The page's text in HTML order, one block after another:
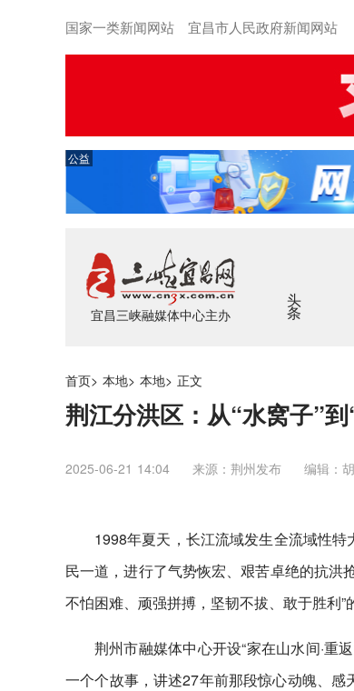
国家一类新闻网站 宜昌市人民政府新闻网站
公益
宜昌三峡融媒体中心主办
头条
首页> 本地> 本地> 正文
荆江分洪区：从“水窝子”
2025-06-21 14:04 来源：​荆州发布 编辑：
1998年夏天，长江流域发生全流域性
民一道，进行了气势恢宏、艰苦卓绝的抗洪
不怕困难、顽强拼搏，坚韧不拔、敢于胜利”
荆州市融媒体中心开设“家在山水间·重
一个个故事，讲述27年前那段惊心动魄、